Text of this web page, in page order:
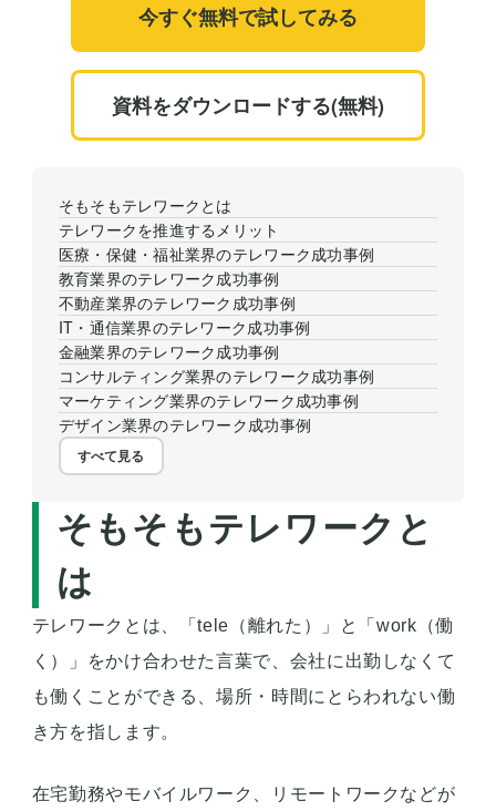
今すぐ無料で試してみる
資料をダウンロードする(無料)
そもそもテレワークとは
テレワークを推進するメリット
医療・保健・福祉業界のテレワーク成功事例
教育業界のテレワーク成功事例
不動産業界のテレワーク成功事例
IT・通信業界のテレワーク成功事例
金融業界のテレワーク成功事例
コンサルティング業界のテレワーク成功事例
マーケティング業界のテレワーク成功事例
デザイン業界のテレワーク成功事例
すべて見る
そもそもテレワークと
は
テレワークとは、「tele（離れた）」と「work（働
く）」をかけ合わせた言葉で、会社に出勤しなくて
も働くことができる、場所・時間にとらわれない働
き方を指します。
在宅勤務やモバイルワーク、リモートワークなどが